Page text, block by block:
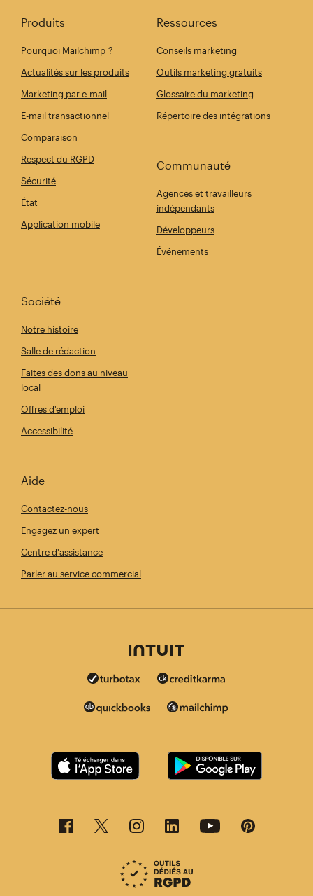
Produits
Pourquoi Mailchimp ?
Actualités sur les produits
Marketing par e-mail
E-mail transactionnel
Comparaison
Respect du RGPD
Sécurité
État
Application mobile
Ressources
Conseils marketing
Outils marketing gratuits
Glossaire du marketing
Répertoire des intégrations
Communauté
Agences et travailleurs
indépendants
Développeurs
Événements
Société
Notre histoire
Salle de rédaction
Faites des dons au niveau
local
Offres d'emploi
Accessibilité
Aide
Contactez-nous
Engagez un expert
Centre d'assistance
Parler au service commercial